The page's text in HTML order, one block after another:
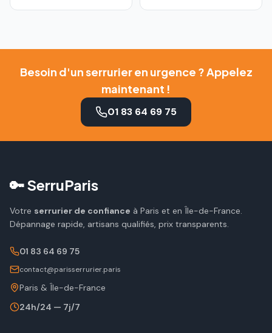
Besoin d'un serrurier en urgence ? Appelez
maintenant !
01 83 64 69 75
🔑 SerruParis
Votre serrurier de confiance à Paris et en Île-de-France.
Dépannage rapide, artisans qualifiés, prix transparents.
01 83 64 69 75
contact@parisserrurier.paris
Paris & Île-de-France
24h/24 — 7j/7